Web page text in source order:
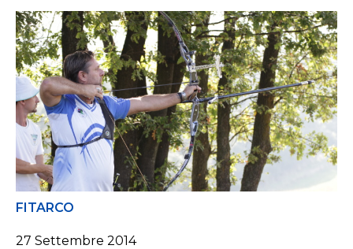
FITARCO
27 Settembre 2014